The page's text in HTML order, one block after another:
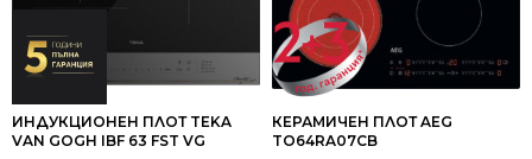
ИНДУКЦИОНЕН ПЛОТ TEKA
VAN GOGH IBF 63 FST VG
КЕРАМИЧЕН ПЛОТ AEG
TO64RA07CB